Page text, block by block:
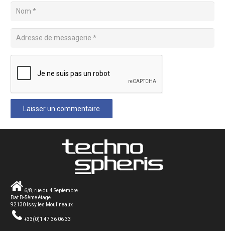
Laisser un commentaire
6/8, rue du 4 Septembre
Bat B-5ème étage
92130 Issy les Moulineaux
+33(0)1 47 36 06 33